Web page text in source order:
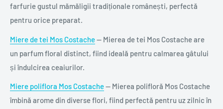
farfurie gustul mămăligii tradiționale românești, perfectă
pentru orice preparat.
Miere de tei Mos Costache— Mierea de tei Mos Costache are
un parfum floral distinct, fiind ideală pentru calmarea gâtului
și îndulcirea ceaiurilor.
Miere poliflora Mos Costache— Mierea polifloră Mos Costache
îmbină arome din diverse flori, fiind perfectă pentru uz zilnic în